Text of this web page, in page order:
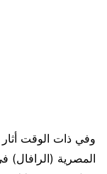
وفي ذات الوقت
المصرية (الرافال)